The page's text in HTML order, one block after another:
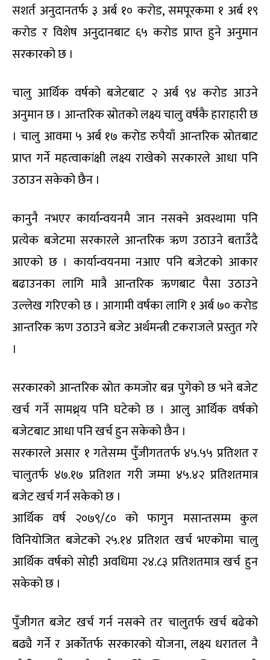
सशर्त अनुदानतर्फ ३ अर्ब १० करोड, समपूरकमा १ अर्ब १९
करोड र विशेष अनुदानबाट ६५ करोड प्राप्त हुने अनुमान
सरकारको छ ।
चालु आर्थिक वर्षको बजेटबाट २ अर्ब ९४ करोड आउने
अनुमान छ । आन्तरिक स्रोतको लक्ष्य चालु वर्षकै हाराहारी छ
। चालु आवमा ५ अर्ब १७ करोड रुपैयाँ आन्तरिक स्रोतबाट
प्राप्त गर्ने महत्वाकांक्षी लक्ष्य राखेको सरकारले आधा पनि
उठाउन सकेको छैन ।
कानुनै नभएर कार्यान्वयनमै जान नसक्ने अवस्थामा पनि
प्रत्येक बजेटमा सरकारले आन्तरिक ऋण उठाउने बताउँदै
आएको छ । कार्यान्वयनमा नआए पनि बजेटको आकार
बढाउनका लागि मात्रै आन्तरिक ऋणबाट पैसा उठाउने
उल्लेख गरिएको छ । आगामी वर्षका लागि १ अर्ब ७० करोड
आन्तरिक ऋण उठाउने बजेट अर्थमन्त्री टकराजले प्रस्तुत गरे
।
सरकारको आन्तरिक स्रोत कमजोर बन्न पुगेको छ भने बजेट
खर्च गर्ने सामथ्र्य पनि घटेको छ । आलु आर्थिक वर्षको
बजेटबाट आधा पनि खर्च हुन सकेको छैन ।
सरकारले असार १ गतेसम्म पुँजीगततर्फ ४५.५५ प्रतिशत र
चालुतर्फ ४७.१७ प्रतिशत गरी जम्मा ४५.४२ प्रतिशतमात्र
बजेट खर्च गर्न सकेको छ ।
आर्थिक वर्ष २०७९/८० को फागुन मसान्तसम्म कुल
विनियोजित बजेटको २५.१४ प्रतिशत खर्च भएकोमा चालु
आर्थिक वर्षको सोही अवधिमा २४.८३ प्रतिशतमात्र खर्च हुन
सकेको छ ।
पुँजीगत बजेट खर्च गर्न नसक्ने तर चालुतर्फ खर्च बढेको
बढ्यै गर्ने र अर्कोतर्फ सरकारको योजना, लक्ष्य धरातल नै